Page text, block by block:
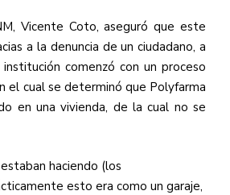
, Vicente Coto, aseguró que este
a la denuncia de un ciudadano, a
comenzó con un proceso
el cual se determinó que Polyfarma
en una vivienda, de la cual no se
haciendo (los
esto era como un garaje,